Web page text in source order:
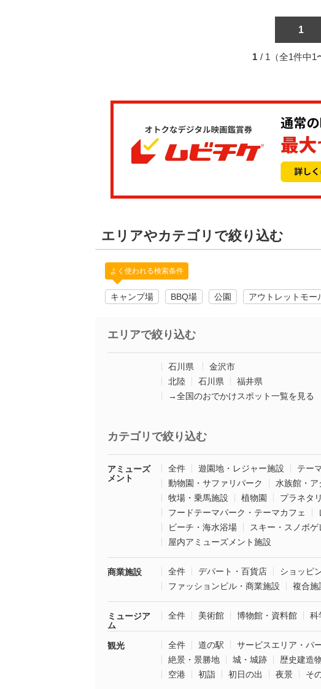
1
1 / 1（全1件中1
エリアやカテゴリで絞り込む
よく使われる検索条件
キャンプ場 BBQ場 公園 アウトレットモー
エリアで絞り込む
石川県
金沢市
北陸
石川県
福井県
→全国のおでかけスポット一覧を見る
カテゴリで絞り込む
アミューズ
メント
全件 遊園地・レジャー施設
テー
動物園・サファリパーク
水族館・ア
牧場・乗馬施設
植物園 プラネタ
フードテーマパーク・テーマカフェ
ビーチ・海水浴場
スキー・スノボゲ
屋内アミューズメント施設
商業施設 全件 デパート・百貨店 ショッピ
ファッションビル・商業施設
複合施
ミュージア
ム
全件 美術館 博物館・資料館 科
観光 全件 道の駅 サービスエリア・パ
絶景・景勝地
城・城跡 歴史建造
空港
初詣 初日の出 夜景 そ